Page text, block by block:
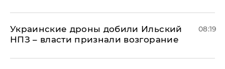
Украинские дроны добили Ильский
НПЗ – власти признали возгорание
08:19